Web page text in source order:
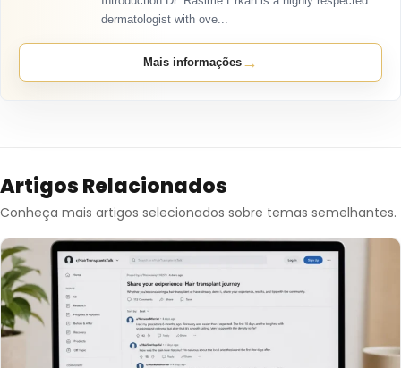
dermatologist with ove...
Mais informações →
Artigos Relacionados
Conheça mais artigos selecionados sobre temas semelhantes.